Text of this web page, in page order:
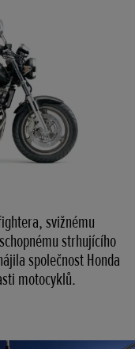
svižnému
strhujícího
společnost Honda
motocyklů.